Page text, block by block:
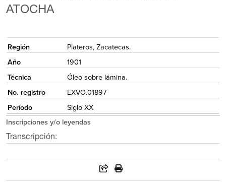
ATOCHA
Región
Plateros, Zacatecas.
Año
1901
Técnica
Óleo sobre lámina.
No. registro
EXVO.01897
Período
Siglo XX
Inscripciones y/o leyendas
Transcripción: